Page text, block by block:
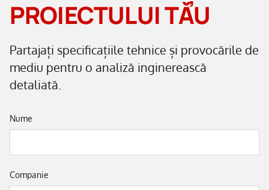
PROIECTULUI TĂU
Partajați specificațiile tehnice și provocările de
mediu pentru o analiză inginerească
detaliată.
Nume
Companie